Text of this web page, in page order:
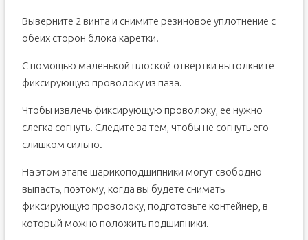
Выверните 2 винта и снимите резиновое уплотнение с
обеих сторон блока каретки.
С помощью маленькой плоской отвертки вытолкните
фиксирующую проволоку из паза.
Чтобы извлечь фиксирующую проволоку, ее нужно
слегка согнуть. Следите за тем, чтобы не согнуть его
слишком сильно.
На этом этапе шарикоподшипники могут свободно
выпасть, поэтому, когда вы будете снимать
фиксирующую проволоку, подготовьте контейнер, в
который можно положить подшипники.